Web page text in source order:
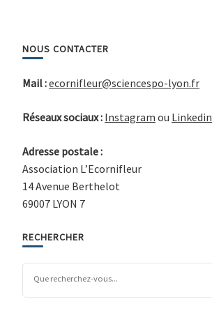
NOUS CONTACTER
Mail :ecornifleur@sciencespo-lyon.fr
Réseaux sociaux : Instagram ou Linkedin
Adresse postale :
Association L’Ecornifleur
14 Avenue Berthelot
69007 LYON 7
RECHERCHER